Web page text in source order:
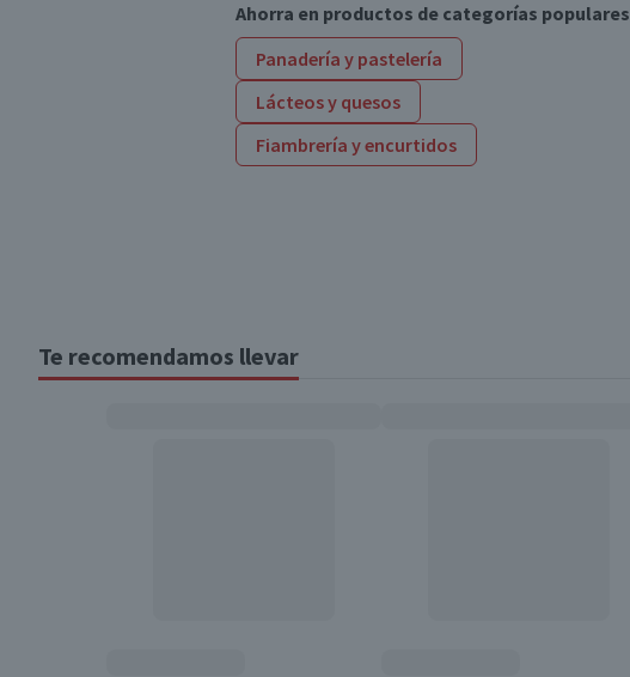
Ahorra en productos de categorías populares
Panadería y pastelería
Lácteos y quesos
Fiambrería y encurtidos
Te recomendamos llevar